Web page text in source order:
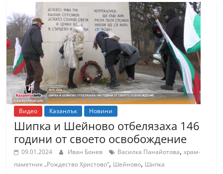
Видео Казанлък Новини
Шипка и Шейново отбелязаха 146
години от своето освобождение
09.01.2024 Иван Бонев Василка Панайотова,храм-
паметник „Рождество Христово“, Шейново, Шипка